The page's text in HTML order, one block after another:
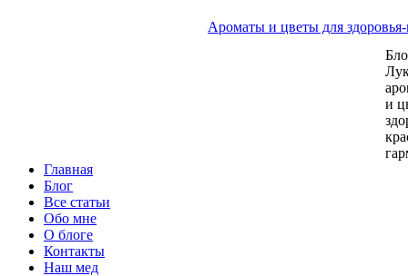
Ароматы и цветы для
и
Главная
Блог
Все статьи
Обо мне
О блоге
Контакты
Наш мед